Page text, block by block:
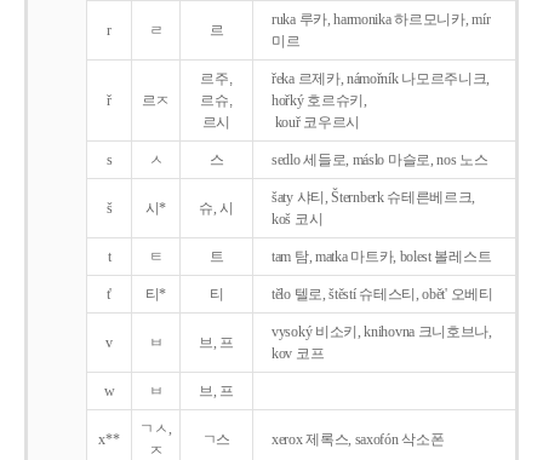
r ㄹ 르
ruka 루카, harmonika 하르모니카, mír
미르
ř 르ㅈ
르주,
르슈,
르시
řeka 르제카, námořník 나모르주니크,
hořký 호르슈키,
kouř 코우르시
s ㅅ 스 sedlo 세들로, máslo 마슬로, nos 노스
š 시* 슈, 시
šaty 샤티, Šternberk 슈테른베르크,
koš 코시
t ㅌ 트 tam 탐, matka 마트카, bolest 볼레스트
t' 티* 티 tělo 텔로, štěstí 슈테스티, obět' 오베티
v ㅂ 브, 프
vysoký 비소키, knihovna 크니호브나,
kov 코프
w ㅂ 브, 프
x**
ㄱㅅ,
ㅈ
ㄱ스 xerox 제록스, saxofón 삭소폰